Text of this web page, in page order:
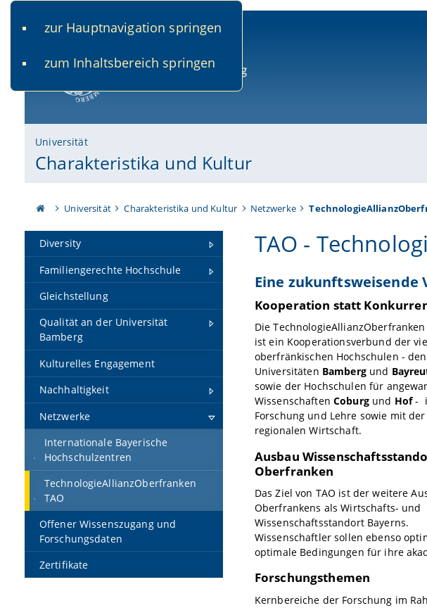
zur Hauptnavigation springen
zum Inhaltsbereich springen
Universität
Charakteristika und Kultur
Universität Charakteristika und Kultur Netzwerke
Diversity
Familiengerechte Hochschule
Gleichstellung
Qualität an der Universität
Bamberg
Kulturelles Engagement
Nachhaltigkeit
Netzwerke
Internationale Bayerische
Hochschulzentren
TechnologieAllianzOberfranken
TAO
Offener Wissenszugang und
Forschungsdaten
Zertifikate
TAO -
Eine zukunftsweisende
Kooperation statt
Die TechnologieAllianzOberfranken
ist ein Kooperationsverbund der
oberfränkischen Hochschulen -
Universitäten Bambergund
sowie der Hochschulen für
Wissenschaften Coburgund Hof-
Forschung und Lehre sowie mit der
regionalen Wirtschaft.
Ausbau
Oberfranken
Das Ziel von TAO ist der weitere
Oberfrankens als Wirtschafts- und
Wissenschaftsstandort Bayerns.
Wissenschaftler sollen ebenso
optimale Bedingungen für ihre
Forschungsthemen
Kernbereiche der Forschung im